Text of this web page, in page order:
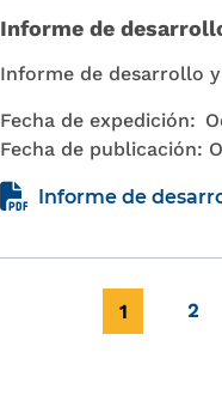
Informe de
Informe de desarrollo
Fecha de expedición:
Fecha de publicación:
Informe de
Página
1 Page
2